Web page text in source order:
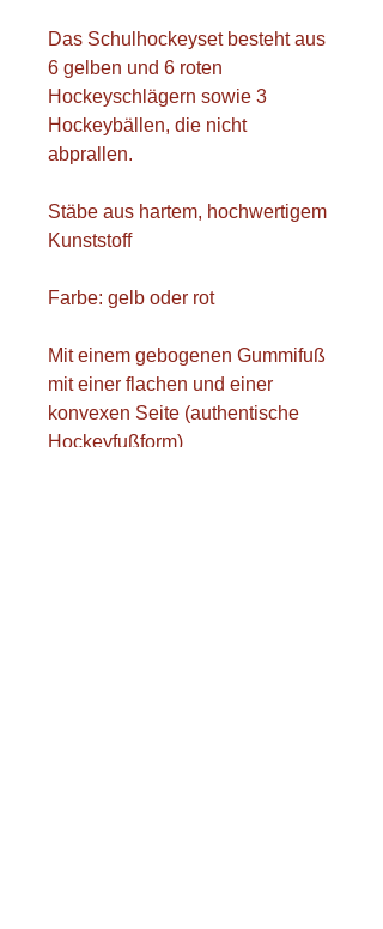
Das Schulhockeyset besteht aus
6 gelben und 6 roten
Hockeyschlägern sowie 3
Hockeybällen, die nicht
abprallen.
Stäbe aus hartem, hochwertigem
Kunststoff
Farbe: gelb oder rot
Mit einem gebogenen Gummifuß
mit einer flachen und einer
konvexen Seite (authentische
Hockeyfußform)